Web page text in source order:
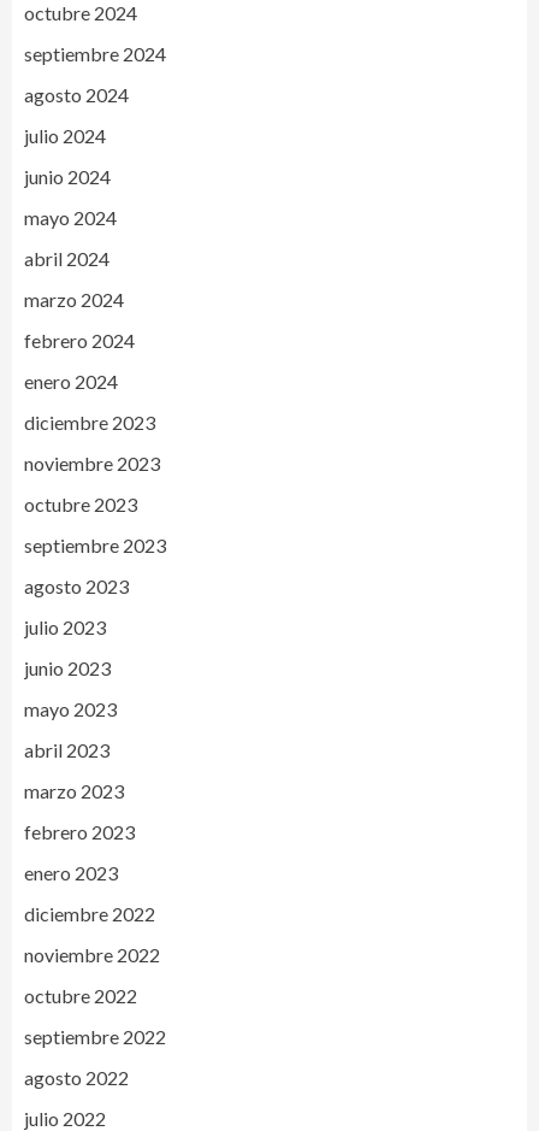
octubre 2024
septiembre 2024
agosto 2024
julio 2024
junio 2024
mayo 2024
abril 2024
marzo 2024
febrero 2024
enero 2024
diciembre 2023
noviembre 2023
octubre 2023
septiembre 2023
agosto 2023
julio 2023
junio 2023
mayo 2023
abril 2023
marzo 2023
febrero 2023
enero 2023
diciembre 2022
noviembre 2022
octubre 2022
septiembre 2022
agosto 2022
julio 2022